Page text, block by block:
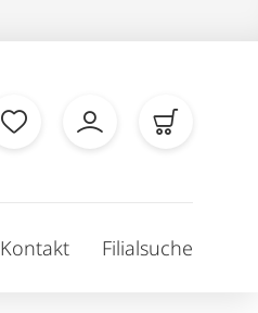
Kontakt Filialsuche